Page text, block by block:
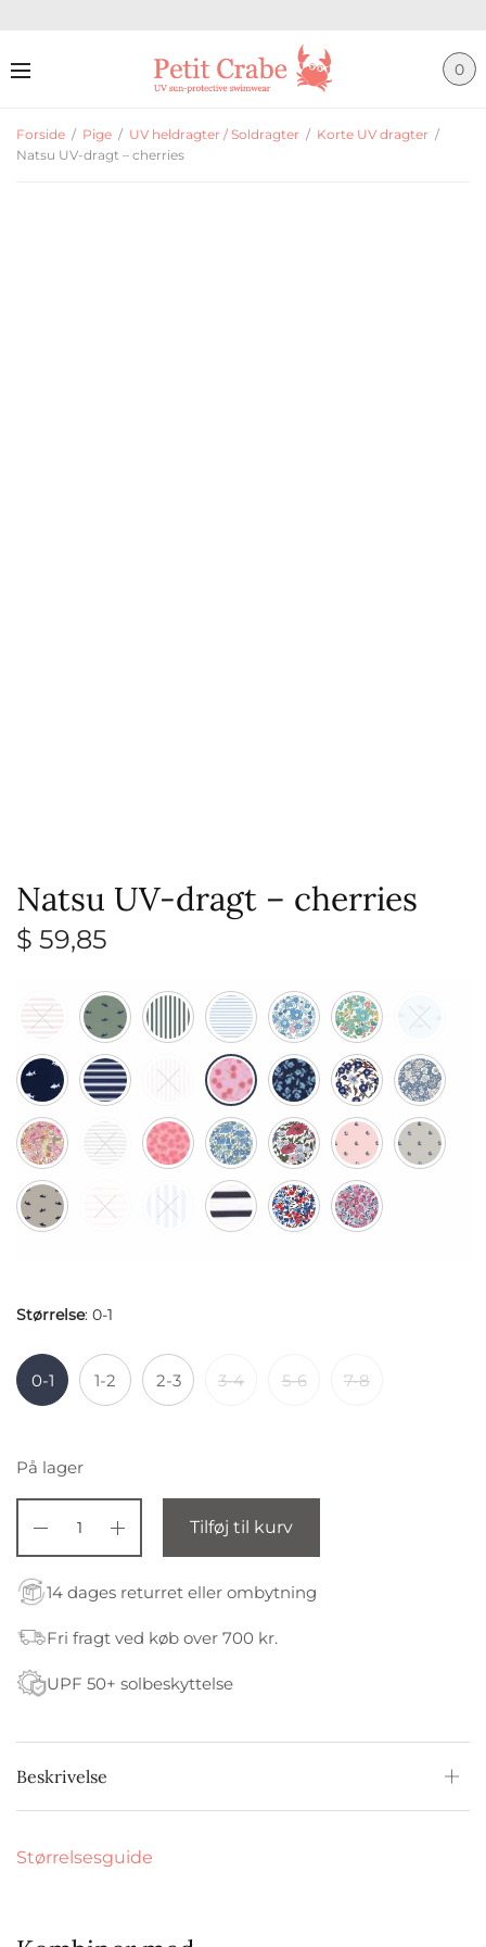
0
Forside / Pige / UV heldragter / Soldragter / Korte UV dragter /
Natsu UV-dragt – cherries
Natsu UV-dragt – cherries
$ 59,85
Størrelse: 0-1
0-1 1-2 2-3 3-4 5-6 7-8
På lager
Tilføj til kurv
14 dages returret eller ombytning
Fri fragt ved køb over 700 kr.
UPF 50+ solbeskyttelse
Beskrivelse
Størrelsesguide